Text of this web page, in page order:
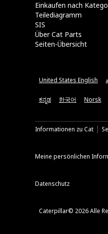
Einkaufen nach
Teilediagramm
SIS
Über Cat Parts
Seiten-Übersicht
United States English
ಕನ್ನಡ 한국어 Norsk
Informationen zu Cat
Meine persönlichen
Datenschutz
Caterpillar© 2026 Alle